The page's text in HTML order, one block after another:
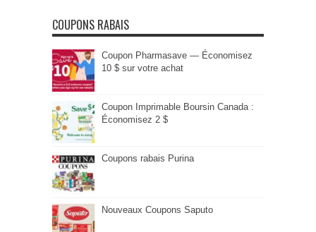
COUPONS RABAIS
Coupon Pharmasave — Économisez
10 $ sur votre achat
Coupon Imprimable Boursin Canada :
Économisez 2 $
Coupons rabais Purina
Nouveaux Coupons Saputo